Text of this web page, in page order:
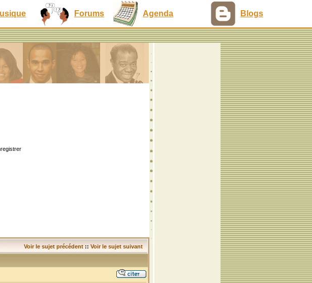
Forums Agenda Blogs
Voir le sujet précédent :: Voir le sujet suivant